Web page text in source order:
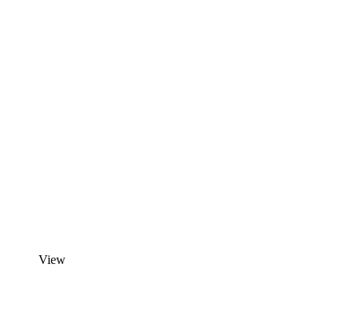
View